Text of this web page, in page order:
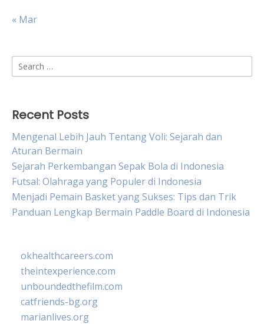
« Mar
Search
for:
Recent Posts
Mengenal Lebih Jauh Tentang Voli: Sejarah dan
Aturan Bermain
Sejarah Perkembangan Sepak Bola di Indonesia
Futsal: Olahraga yang Populer di Indonesia
Menjadi Pemain Basket yang Sukses: Tips dan Trik
Panduan Lengkap Bermain Paddle Board di Indonesia
okhealthcareers.com
theintexperience.com
unboundedthefilm.com
catfriends-bg.org
marianlives.org